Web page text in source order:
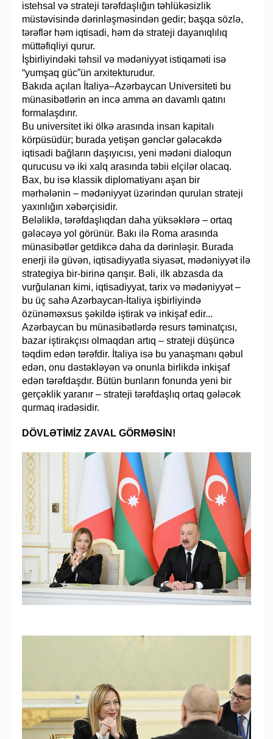
istehsal və strateji tərəfdaşlığın təhlükəsizlik
müstəvisində dərinləşməsindən gedir; başqa sözlə,
tərəflər həm iqtisadi, həm də strateji dayanıqlılıq
müttəfiqliyi qurur.
İşbirliyindəki təhsil və mədəniyyət istiqaməti isə
“yumşaq güc”ün arxitekturudur.
Bakıda açılan İtaliya–Azərbaycan Universiteti bu
münasibətlərin ən incə amma ən davamlı qatını
formalaşdırır.
Bu universitet iki ölkə arasında insan kapitalı
körpüsüdür; burada yetişən gənclər gələcəkdə
iqtisadi bağların daşıyıcısı, yeni mədəni dialoqun
qurucusu və iki xalq arasında təbii elçilər olacaq.
Bax, bu isə klassik diplomatiyanı aşan bir
mərhələnin – mədəniyyət üzərindən qurulan strateji
yaxınlığın xəbərçisidir.
Beləliklə, tərəfdaşlıqdan daha yüksəklərə – ortaq
gələcəyə yol görünür. Bakı ilə Roma arasında
münasibətlər getdikcə daha da dərinləşir. Burada
enerji ilə güvən, iqtisadiyyatla siyasət, mədəniyyət ilə
strategiya bir-birinə qarışır. Bəli, ilk abzasda da
vurğulanan kimi, iq­tisadiyyat, tarix və mədəniyyət –
bu üç sahə Azər­baycan-İtaliya işbirliyində
özünəməxsus şəkildə iştirak və inkişaf edir...
Azərbaycan bu münasibətlərdə resurs təminatçısı,
bazar iştirakçısı ol­maqdan artıq – strateji düşüncə
təqdim edən tərəfdir. İtaliya isə bu yanaşmanı qəbul
edən, onu dəstəkləyən və onunla birlikdə inkişaf
edən tərəfdaşdır. Bütün bunların fonunda yeni bir
gerçəklik yaranır – strateji tərəfdaşlıq ortaq gələcək
qurmaq iradəsidir.
DÖVLƏTİMİZ ZAVAL GÖRMƏSİN!